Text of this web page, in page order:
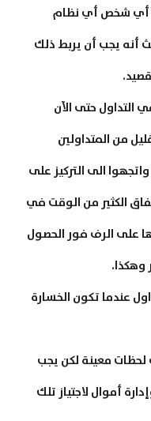
أي شخص أي نظام
أنه يجب أن يربط ذلك
التداول حتى الآن
من المتداولين
الى التركيز على
الكثير من الوقت في
على الرف فور الحصول
وهكذا.
عندما تكون الخسارة
لحظات معينة لكن يجب
أموال لاجتياز تلك